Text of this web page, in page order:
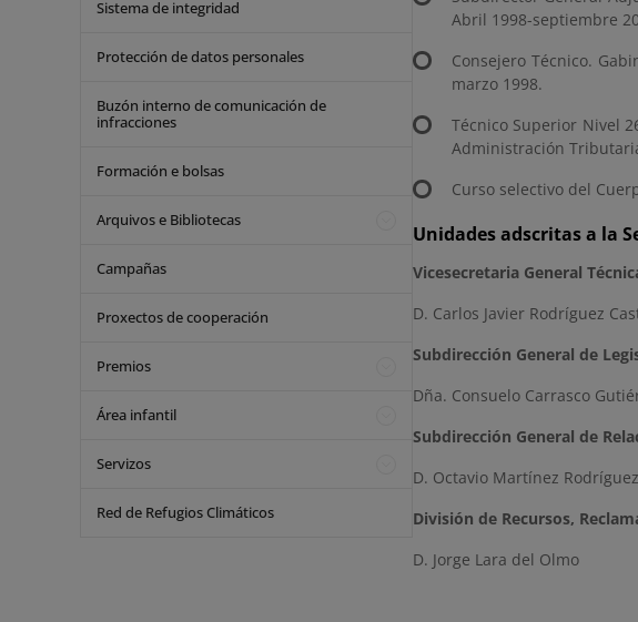
Sistema de integridad
Protección de datos personales
Buzón interno de comunicación de
infracciones
Formación e bolsas
Arquivos e Bibliotecas
Campañas
Proxectos de cooperación
Premios
Área infantil
Servizos
Red de Refugios Climáticos
Abril 1998-septiembre
Consejero Técnico.
marzo 1998.
Técnico Superior Nivel
Administración
Curso selectivo del
Unidades adscritas a la
Vicesecretaria General
D. Carlos Javier Rodríguez
Subdirección General de
Dña. Consuelo Carrasco
Subdirección General de
D. Octavio Martínez Rodríguez
División de Recursos,
D. Jorge Lara del Olmo